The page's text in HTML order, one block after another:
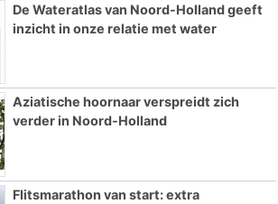
De Wateratlas van Noord-Holland geeft
inzicht in onze relatie met water
Aziatische hoornaar verspreidt zich
verder in Noord-Holland
Flitsmarathon van start: extra